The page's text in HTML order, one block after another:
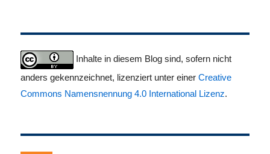
Inhalte in diesem Blog sind, sofern nicht
anders gekennzeichnet, lizenziert unter einerCreative
Commons Namensnennung 4.0 International Lizenz.